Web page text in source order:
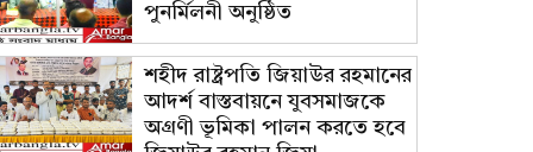
পুনর্মিলনী অনুষ্ঠিত
শহীদ রাষ্ট্রপতি জিয়াউর রহমানের
আদর্শ বাস্তবায়নে যুবসমাজকে
অগ্রণী ভূমিকা পালন করতে হবে